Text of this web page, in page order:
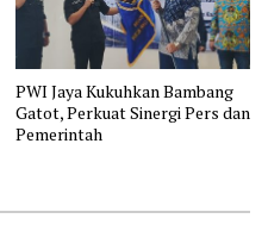
PWI Jaya Kukuhkan Bambang
Gatot, Perkuat Sinergi Pers dan
Pemerintah